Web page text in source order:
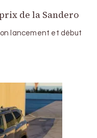
de la Sandero
lancement et début